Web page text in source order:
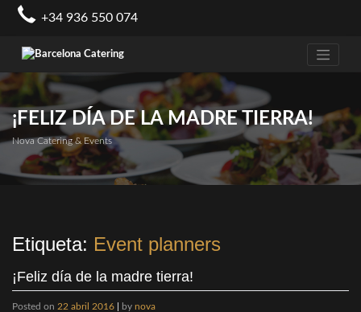
+34 936 550 074
¡FELIZ DÍA DE LA MADRE TIERRA!
Nova Catering & Events
Etiqueta: Event planners
¡Feliz día de la madre tierra!
Posted on 22 abril 2016 by nova